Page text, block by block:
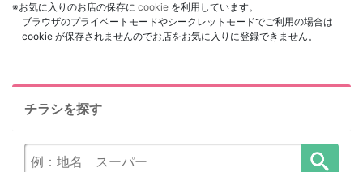
※お気に入りのお店の保存に cookie を利用しています。
ブラウザのプライベートモードやシークレットモードでご利用の場合は
cookie が保存されませんのでお店をお気に入りに登録できません。
チラシを探す